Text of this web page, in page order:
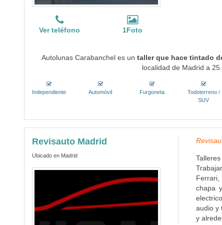
Ver teléfono 1Foto
Autolunas Carabanchel es untaller que hace tintado
localidad de Madrid a
Independiente Automóvil Furgoneta
Todoterreno /
SUV
Revisauto Madrid
Ubicado en Madrid
Ferrari,
chapa
audio y
y